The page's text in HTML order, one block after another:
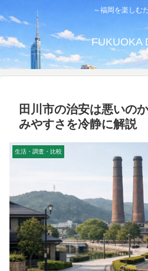
～福岡を楽しむ
FUKUOKA
田川市の治安は悪いの
みやすさを冷静に解説
生活・調査・比較